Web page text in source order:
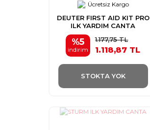
Ücretsiz Kargo
DEUTER FIRST AID KIT PRO
ILK YARDIM CANTA
%5
indirim
1.177,75 TL
1.118,87 TL
STOKTA YOK